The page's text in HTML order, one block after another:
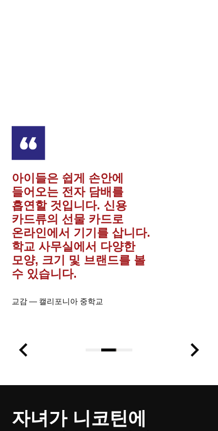
아이들은 쉽게 손안에
들어오는 전자 담배를
흡연할 것입니다. 신용
카드류의 선물 카드로
온라인에서 기기를 삽니다.
학교 사무실에서 다양한
모양, 크기 및 브랜드를 볼
수 있습니다.
교감 — 캘리포니아 중학교
자녀가 니코틴에